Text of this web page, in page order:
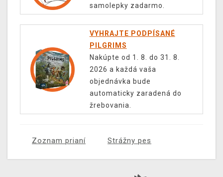
samolepky zadarmo.
VYHRAJTE PODPÍSANÉ
PILGRIMS
Nakúpte od 1. 8. do 31. 8.
2026 a každá vaša
objednávka bude
automaticky zaradená do
žrebovania.
Zoznam prianí Strážny pes